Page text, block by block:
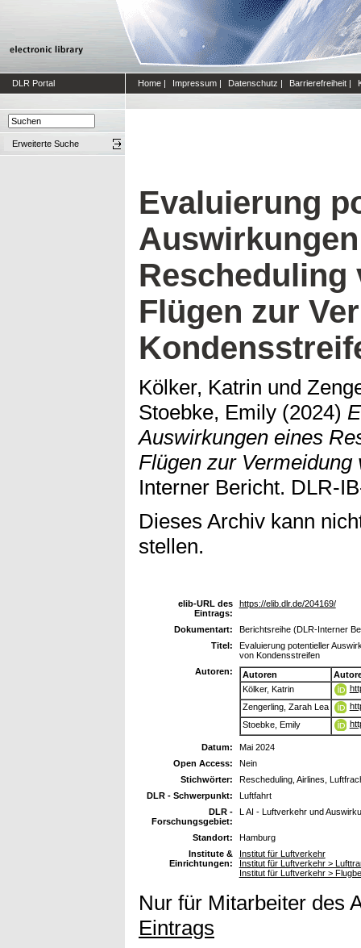
DLR Portal Home | Impressum | Datenschutz | Barrierefreiheit |
Erweiterte Suche
Evaluierung
Rescheduling
Flügen zur
Kölker, Katrin und
Stoebke, Emily (2024)
Auswirkungen eines
Flügen zur
Interner Bericht. DLR-
Dieses Archiv kann
stellen.
elib-URL des
Eintrags:
https://elib.dlr.de/204169/
Dokumentart:
Berichtsreihe (DLR-Interner
Titel:
Evaluierung potentieller
von Kondensstreifen
Autoren:
Autoren
Kölker, Katrin
Zengerling, Zarah Lea
Stoebke, Emily
Datum:
Mai 2024
Open Access:
Nein
Stichwörter:
Rescheduling, Airlines,
DLR - Schwerpunkt:
Luftfahrt
DLR -
Forschungsgebiet:
L AI - Luftverkehr und
Standort:
Hamburg
Institute &
Einrichtungen:
Institut für Luftverkehr
Institut für Luftverkehr >
Institut für Luftverkehr >
Nur für Mitarbeiter des
Eintrags